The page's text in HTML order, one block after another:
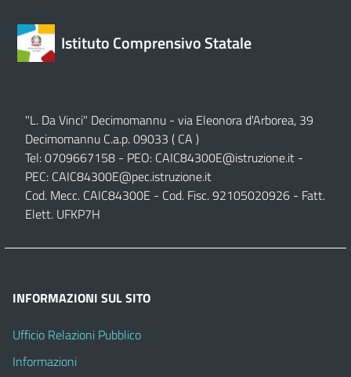
Istituto Comprensivo Statale
"L. Da Vinci" Decimomannu - via Eleonora d'Arborea, 39
Decimomannu C.a.p. 09033 ( CA )
Tel: 0709667158 - PEO: CAIC84300E@istruzione.it -
PEC: CAIC84300E@pec.istruzione.it
Cod. Mecc. CAIC84300E - Cod. Fisc. 92105020926 - Fatt.
Elett. UFKP7H
INFORMAZIONI SUL SITO
Ufficio Relazioni Pubblico
Informazioni